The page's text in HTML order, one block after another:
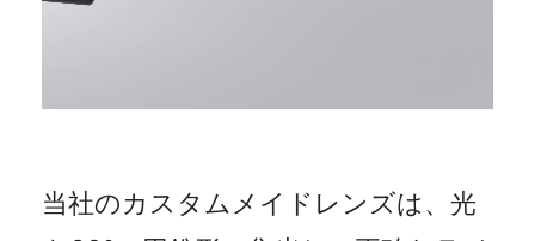
当社のカスタムメイドレンズは、光